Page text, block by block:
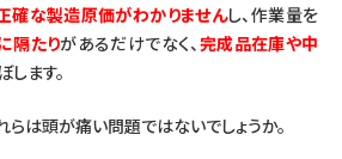
確な製造原価がわかりませんし、作業量を
隔たりがあるだけでなく、 完成品在庫や中
します。
らは頭が痛い問題ではないでしょうか。